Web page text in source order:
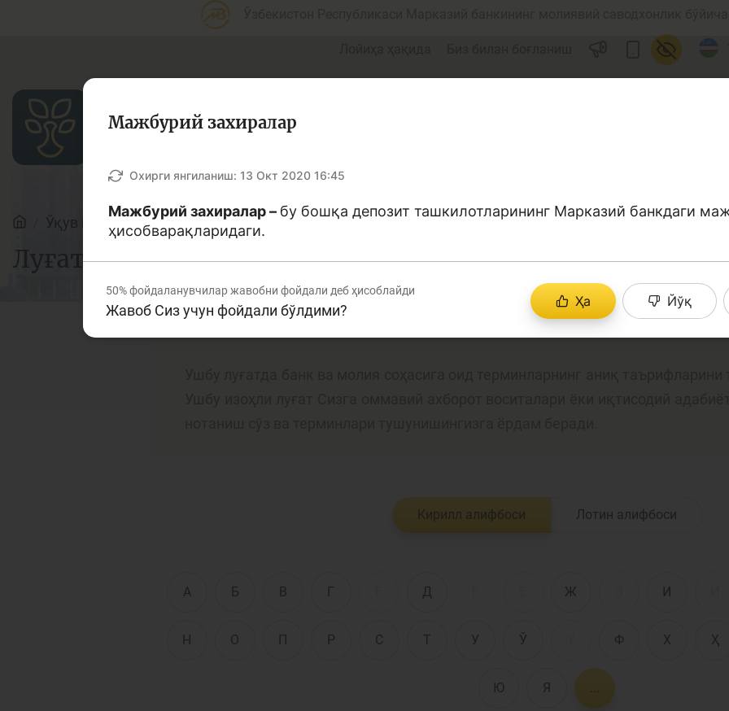
Мақолалар
Банк агентлари учун
Депозит (омонатлар)
Банк хизматлари
истеъмолчилари
ҳуқуқлари
Тадбиркорлик
Ўқув қўлланмалар Луғат
Луғат
Кирилл алифбоси Лотин алифбоси
А Б В Г Д Ж И
Н О П Р С Т У Ў Ф Х Ҳ
Ю Я
Мажбурий захиралар
Охирги янгиланиш: 13 Окт 2020 16:45
Мажбурий захиралар – бу бошқа депозит ташкилотларининг Марказий банкдаги
ҳисобварақларидаги.
50%фойдаланувчилар жавобни фойдали деб ҳисоблайди
Жавоб Сиз учун фойдали бўлдими?
Ҳа Йўқ